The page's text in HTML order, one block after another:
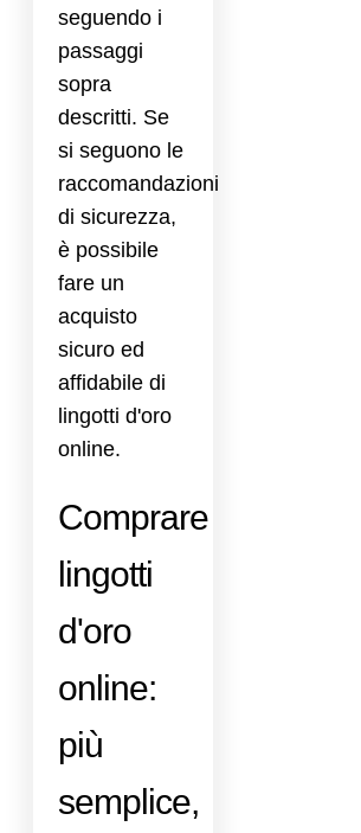
seguendo i
passaggi
sopra
descritti. Se
si seguono le
raccomandazioni
di sicurezza,
è possibile
fare un
acquisto
sicuro ed
affidabile di
lingotti d'oro
online.
Comprare
lingotti
d'oro
online:
più
semplice,